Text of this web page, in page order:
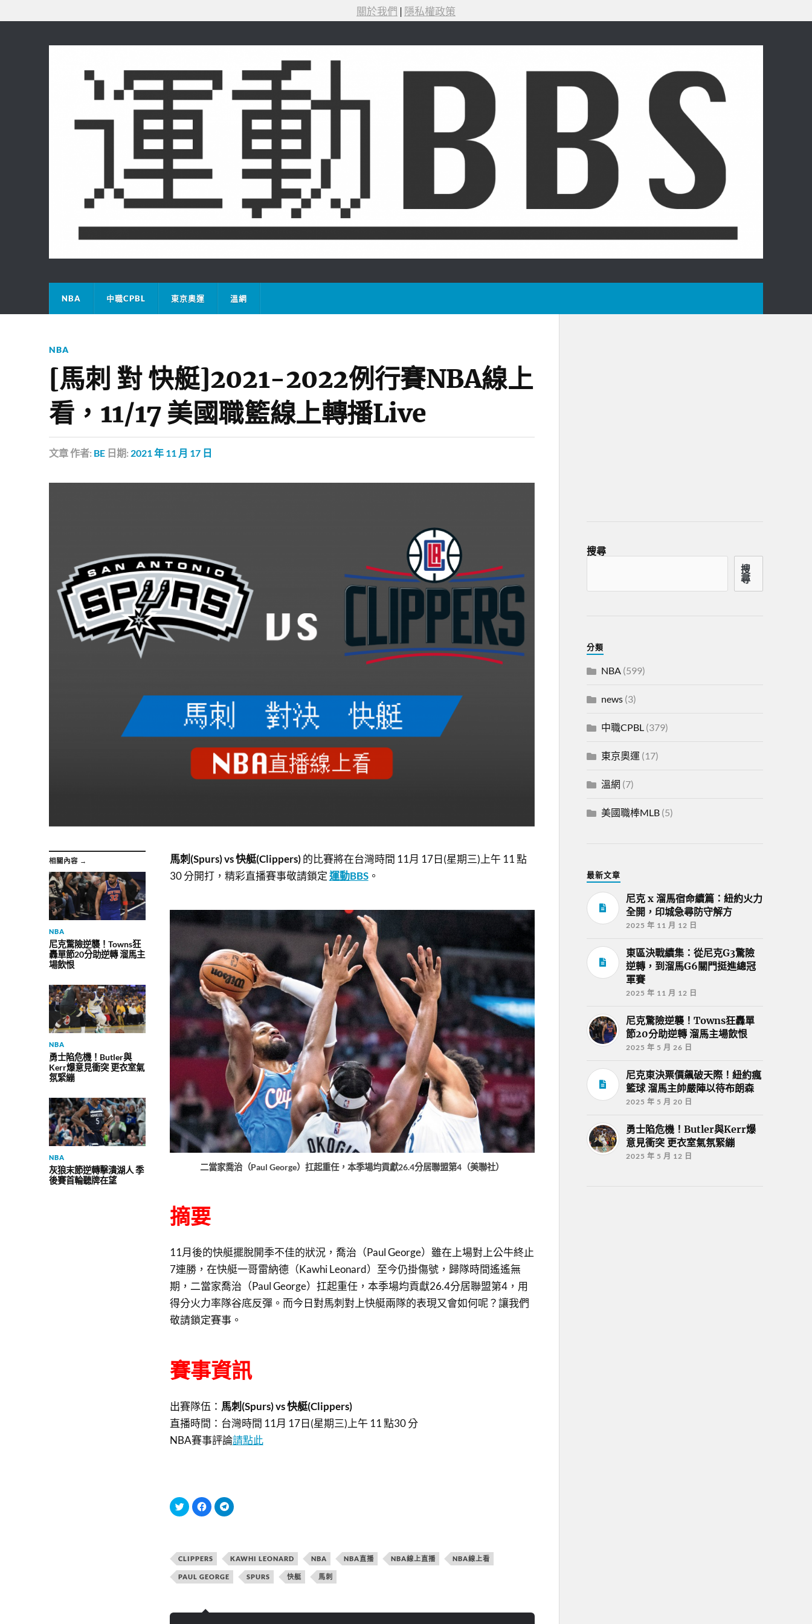
關於我們 | 隱私權政策
NBA 中職CPBL 東京奧運 溫網
NBA
[馬刺 對 快艇]2021-2022例行賽NBA線上
看，11/17 美國職籃線上轉播Live
文章作者: BE 日期: 2021 年 11 月 17 日
相關內容 →
NBA
尼克驚險逆襲！Towns狂
轟單節20分助逆轉 溜馬主
場飲恨
NBA
勇士陷危機！Butler與
Kerr爆意見衝突 更衣室氣
氛緊繃
NBA
灰狼末節逆轉擊潰湖人 季
後賽首輪聽牌在望
馬刺(Spurs) vs 快艇(Clippers)的比賽將在台灣時間 11月 17日(星期三)上午 11 點
30 分開打， 精彩直播賽事敬請鎖定運動BBS。
二當家喬治（Paul George）扛起重任，本季場均貢獻26.4分居聯盟第4（美聯社）
摘要
11月後的快艇擺脫開季不佳的狀況，喬治（Paul George）雖在上場對上公牛終止
7連勝，在快艇一哥雷納德（Kawhi Leonard）至今仍掛傷號，歸隊時間遙遙無
期，二當家喬治（Paul George）扛起重任，本季場均貢獻26.4分居聯盟第4，用
得分火力率隊谷底反彈。而今日對馬刺對上快艇兩隊的表現又會如何呢？讓我們
敬請鎖定賽事。
賽事資訊
出賽隊伍： 馬刺(Spurs) vs 快艇(Clippers)
直播時間： 台灣時間 11月 17日(星期三)上午 11 點30 分
NBA賽事評論請點此
分
享
t
e
r
(
在
中
按
一
F
a
c
e
b
(
按
一
T
e
l
g
(
CLIPPERS KAWHI LEONARD NBA NBA直播 NBA線上直播 NBA線上看
PAUL GEORGE SPURS 快艇 馬刺
搜尋
搜
尋
分類
NBA(599)
news(3)
中職CPBL(379)
東京奧運 (17)
溫網 (7)
美國職棒MLB(5)
最新文章
尼克 x 溜馬宿命續篇：紐約火力
全開，印城急尋防守解方
2025 年 11 月 12 日
東區決戰續集：從尼克G3驚險
逆轉，到溜馬G6關門挺進總冠
軍賽
2025 年 11 月 12 日
尼克驚險逆襲！Towns狂轟單
節20分助逆轉 溜馬主場飲恨
2025 年 5 月 26 日
尼克東決票價飆破天際！紐約瘋
籃球 溜馬主帥嚴陣以待布朗森
2025 年 5 月 20 日
勇士陷危機！Butler與Kerr爆
意見衝突 更衣室氣氛緊繃
2025 年 5 月 12 日